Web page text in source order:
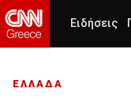
Ειδήσεις
ΕΛΛΑΔΑ